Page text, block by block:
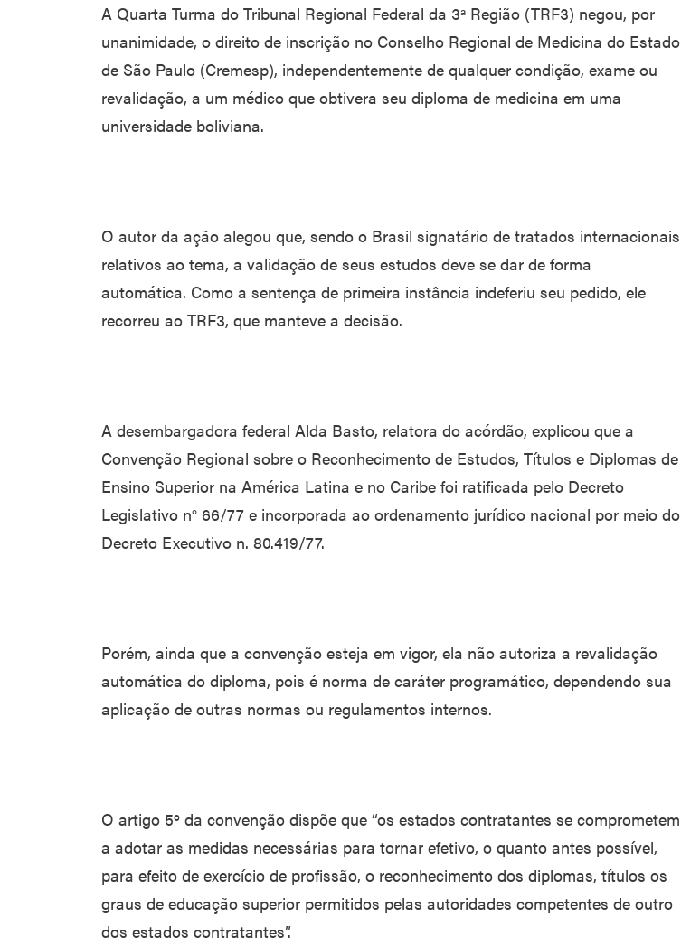
A Quarta Turma do Tribunal Regional Federal da 3ª Região (TRF3) negou, por
unanimidade, o direito de inscrição no Conselho Regional de Medicina do Estado
de São Paulo (Cremesp), independentemente de qualquer condição, exame ou
revalidação, a um médico que obtivera seu diploma de medicina em uma
universidade boliviana.
O autor da ação alegou que, sendo o Brasil signatário de tratados internacionais
relativos ao tema, a validação de seus estudos deve se dar de forma
automática. Como a sentença de primeira instância indeferiu seu pedido, ele
recorreu ao TRF3, que manteve a decisão.
A desembargadora federal Alda Basto, relatora do acórdão, explicou que a
Convenção Regional sobre o Reconhecimento de Estudos, Títulos e Diplomas de
Ensino Superior na América Latina e no Caribe foi ratificada pelo Decreto
Legislativo n° 66/77 e incorporada ao ordenamento jurídico nacional por meio do
Decreto Executivo n. 80.419/77.
Porém, ainda que a convenção esteja em vigor, ela não autoriza a revalidação
automática do diploma, pois é norma de caráter programático, dependendo sua
aplicação de outras normas ou regulamentos internos.
O artigo 5º da convenção dispõe que “os estados contratantes se comprometem
a adotar as medidas necessárias para tornar efetivo, o quanto antes possível,
para efeito de exercício de profissão, o reconhecimento dos diplomas, títulos os
graus de educação superior permitidos pelas autoridades competentes de outro
dos estados contratantes”.